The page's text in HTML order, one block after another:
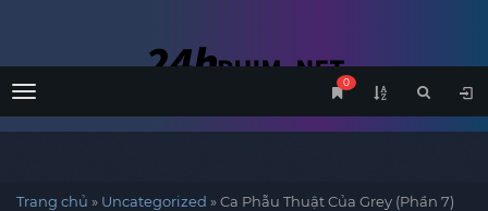
Menu
0
Trang chủ » Uncategorized »Ca Phẫu Thuật Của Grey (Phần 7)